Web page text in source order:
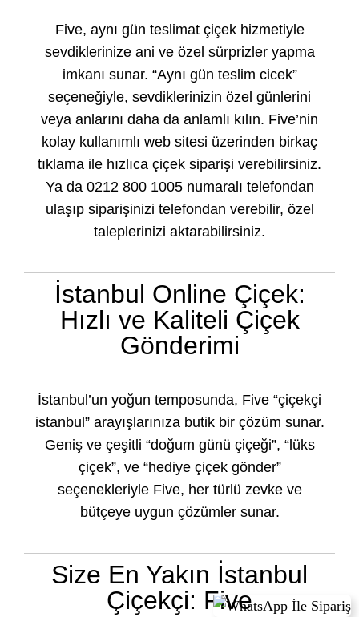
Five, aynı gün teslimat çiçek hizmetiyle
sevdiklerinize ani ve özel sürprizler yapma
imkanı sunar. “Aynı gün teslim cicek”
seçeneğiyle, sevdiklerinizin özel günlerini
veya anlarını daha da anlamlı kılın. Five’nin
kolay kullanımlı web sitesi üzerinden birkaç
tıklama ile hızlıca çiçek siparişi verebilirsiniz.
Ya da 0212 800 1005 numaralı telefondan
ulaşıp siparişinizi telefondan verebilir, özel
taleplerinizi aktarabilirsiniz.
İstanbul Online Çiçek:
Hızlı ve Kaliteli Çiçek
Gönderimi
İstanbul’un yoğun temposunda, Five “çiçekçi
istanbul” arayışlarınıza butik bir çözüm sunar.
Geniş ve çeşitli “doğum günü çiçeği”, “lüks
çiçek”, ve “hediye çiçek gönder”
seçenekleriyle Five, her türlü zevke ve
bütçeye uygun çözümler sunar.
Size En Yakın İstanbul
Çiçekçi: Five